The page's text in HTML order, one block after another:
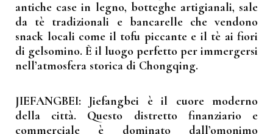
antiche case in legno, botteghe artigianali, sale
da tè tradizionali e bancarelle che vendono
snack locali come il tofu piccante e il tè ai fiori
di gelsomino. È il luogo perfetto per immergersi
nell’atmosfera storica di Chongqing.
JIEFANGBEI: Jiefangbei è il cuore moderno
della città. Questo distretto finanziario e
commerciale è dominato dall’omonimo